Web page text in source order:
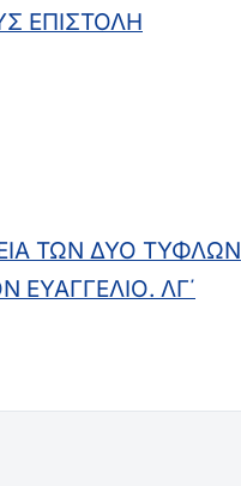
EΠΙΣΤΟΛΗ
ΤΩΝ ΔΥΟ ΤΥΦΛΩΝ
ΛΓ΄